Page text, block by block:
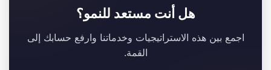
هل أنت مستعد للنمو؟
اجمع بين هذه الاستراتيجيات وخدماتنا وارفع حسابك إلى
القمة.